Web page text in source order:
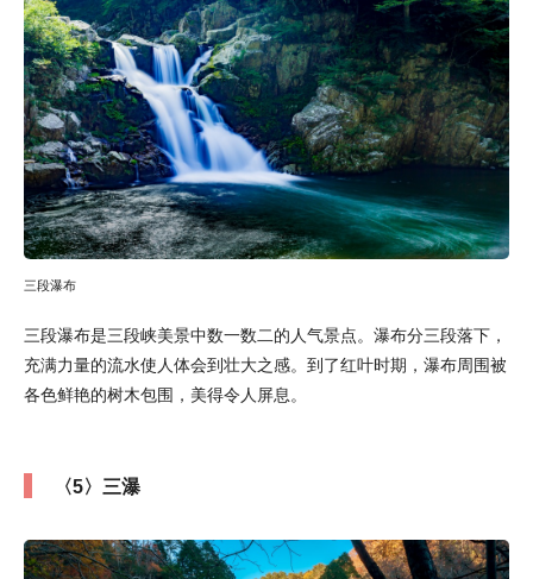
三段瀑布
三段瀑布是三段峡美景中数一数二的人气景点。瀑布分三段落下，
充满力量的流水使人体会到壮大之感。到了红叶时期，瀑布周围被
各色鲜艳的树木包围，美得令人屏息。
〈5〉三瀑